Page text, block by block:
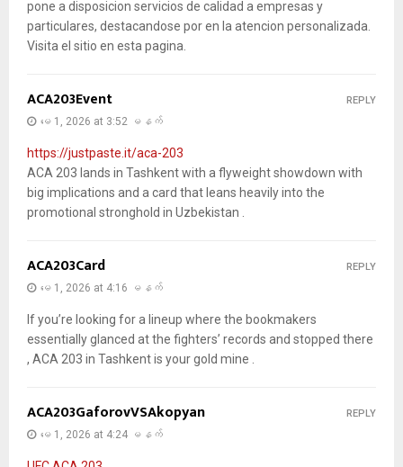
pone a disposicion servicios de calidad a empresas y
particulares, destacandose por en la atencion personalizada.
Visita el sitio en esta pagina.
ACA203Event
မေ 1, 2026 at 3:52 မနက်
https://justpaste.it/aca-203
ACA 203 lands in Tashkent with a flyweight showdown with
big implications and a card that leans heavily into the
promotional stronghold in Uzbekistan .
REPLY
ACA203Card
မေ 1, 2026 at 4:16 မနက်
If you’re looking for a lineup where the bookmakers
essentially glanced at the fighters’ records and stopped there
, ACA 203 in Tashkent is your gold mine .
REPLY
ACA203GaforovVSAkopyan
မေ 1, 2026 at 4:24 မနက်
REPLY